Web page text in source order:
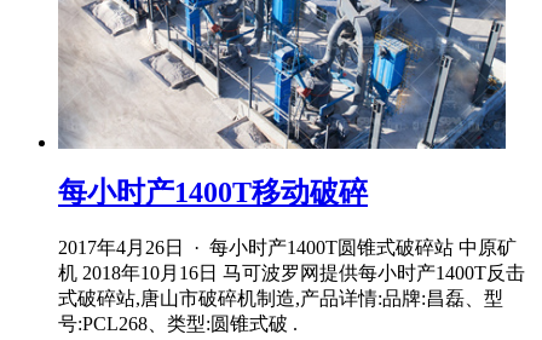
每小时产1400T移动破碎
2017年4月26日 · 每小时产1400T圆锥式破碎站 中原矿
机 2018年10月16日 马可波罗网提供每小时产1400T反击
式破碎站,唐山市破碎机制造,产品详情:品牌:昌磊、型
号:PCL268、类型:圆锥式破 .